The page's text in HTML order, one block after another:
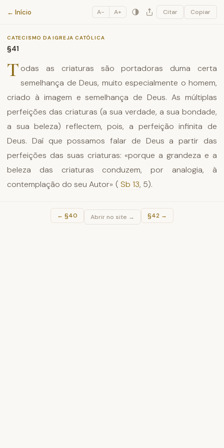
Catecismo da Igreja Católica
← Início A− A+ Citar Copiar
CATECISMO DA IGREJA CATÓLICA
§41
T odas as criaturas são portadoras duma certa
semelhança de Deus, muito especialmente o homem,
criado à imagem e semelhança de Deus. As múltiplas
perfeições das criaturas (a sua verdade, a sua bondade,
a sua beleza) reflectem, pois, a perfeição infinita de
Deus. Daí que possamos falar de Deus a partir das
perfeições das suas criaturas: «porque a grandeza e a
beleza das criaturas conduzem, por analogia, à
contemplação do seu Autor» ( Sb 13, 5).
← §40 Abrir no site → §42 →